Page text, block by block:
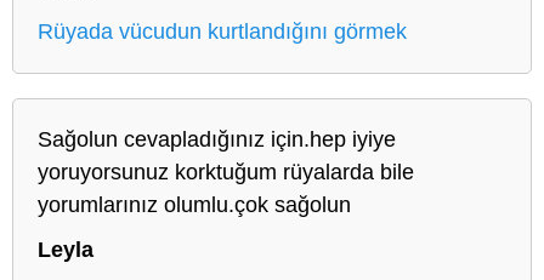
Rüyada vücudun kurtlandığını görmek
Sağolun cevapladığınız için.hep iyiye
yoruyorsunuz korktuğum rüyalarda bile
yorumlarınız olumlu.çok sağolun
Leyla